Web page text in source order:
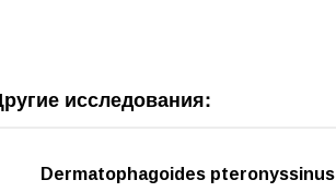
исследования:
Dermatophagoides pteronyssinus